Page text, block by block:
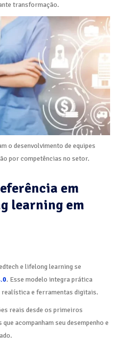
transformação.
o desenvolvimento de equipes
por competências no setor.
em
learning em
e lifelong learning se
. Esse modelo integra prática
e ferramentas digitais.
reais desde os primeiros
acompanham seu desempenho e